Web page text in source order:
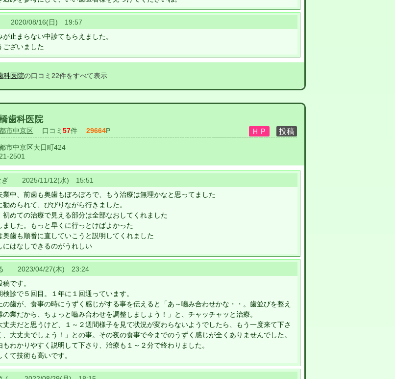
2020/08/16(日) 19:57
が止まらない中診てもらえました。
ございました
科医院の口コミ22件をすべて表示
歯科医院
市中京区 口コミ 57件 29664P
市中京区大日町424
2501
ぎ 2025/11/12(水) 15:51
業中、前歯も奥歯もぼろぼろで、もう治療は無理かなと思ってました
勧められて、びびりながら行きました。
初めての治療で見える部分は全部なおしてくれました
ました。もっと早くに行っとけばよかった
奥歯も順番に直していこうと説明してくれました
にはなしできるのがうれしい
る 2023/04/27(木) 23:24
です。
検診で５回目。１年に１回通っています。
の歯が、食事の時にうずく感じがする事を伝えると「あ～嚙み合わせかな・・。歯並びを整え
の業だから、ちょっと嚙み合わせを調整しましょう！」と、チャッチャッと治療。
丈夫だと思うけど、１～２週間様子を見て状況が変わらないようでしたら、もう一度来て下さ
、大丈夫でしょう！」との事。その夜の食事で今までのうずく感じが全くありませんでした。
もわかりやすく説明して下さり、治療も１～２分で終わりました。
て技術も高いです。